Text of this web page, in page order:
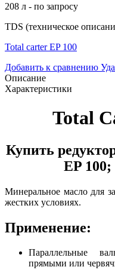
208 л - по запросу
TDS (техническое
Total carter EP 100
Добавить к сравнению
Описание
Характеристики
Total
Купить
EP 100;
Минеральное масло для
жестких условиях.
Применение:
Параллельные
прямыми или